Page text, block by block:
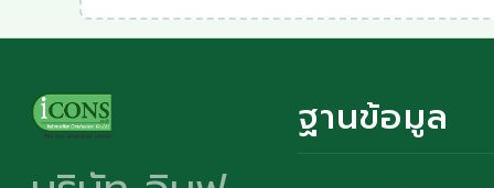
ฐานข้อมูล